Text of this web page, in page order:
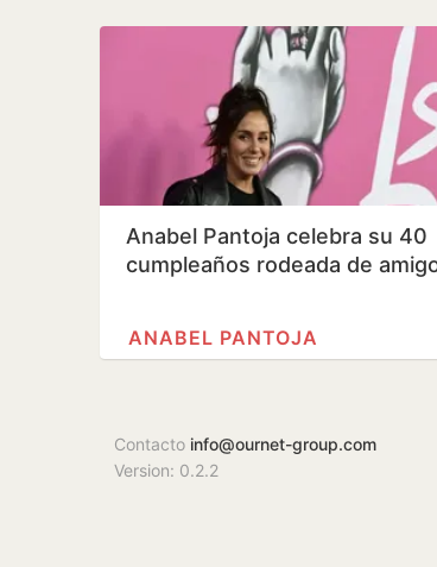
Anabel Pantoja celebra su 40
cumpleaños rodeada de
ANABEL PANTOJA
Contacto info@ournet-group.com
Version: 0.2.2